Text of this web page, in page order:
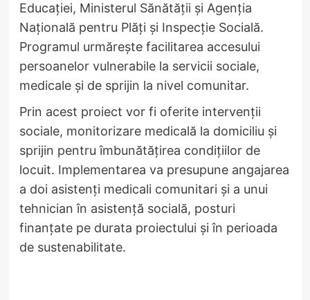
Educației, Ministerul Sănătății și Agenția
Națională pentru Plăți și Inspecție Socială.
Programul urmărește facilitarea accesului
persoanelor vulnerabile la servicii sociale,
medicale și de sprijin la nivel comunitar.
Prin acest proiect vor fi oferite intervenții
sociale, monitorizare medicală la domiciliu și
sprijin pentru îmbunătățirea condițiilor de
locuit. Implementarea va presupune angajarea
a doi asistenți medicali comunitari și a unui
tehnician în asistență socială, posturi
finanțate pe durata proiectului și în perioada
de sustenabilitate.